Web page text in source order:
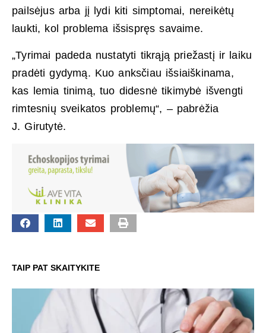
pailsėjus arba jį lydi kiti simptomai, nereikėtų
laukti, kol problema išsispręs savaime.
„Tyrimai padeda nustatyti tikrąją priežastį ir laiku
pradėti gydymą. Kuo anksčiau išsiaiškinama,
kas lemia tinimą, tuo didesnė tikimybė išvengti
rimtesnių sveikatos problemų“, – pabrėžia
J. Girutytė.
TAIP PAT SKAITYKITE